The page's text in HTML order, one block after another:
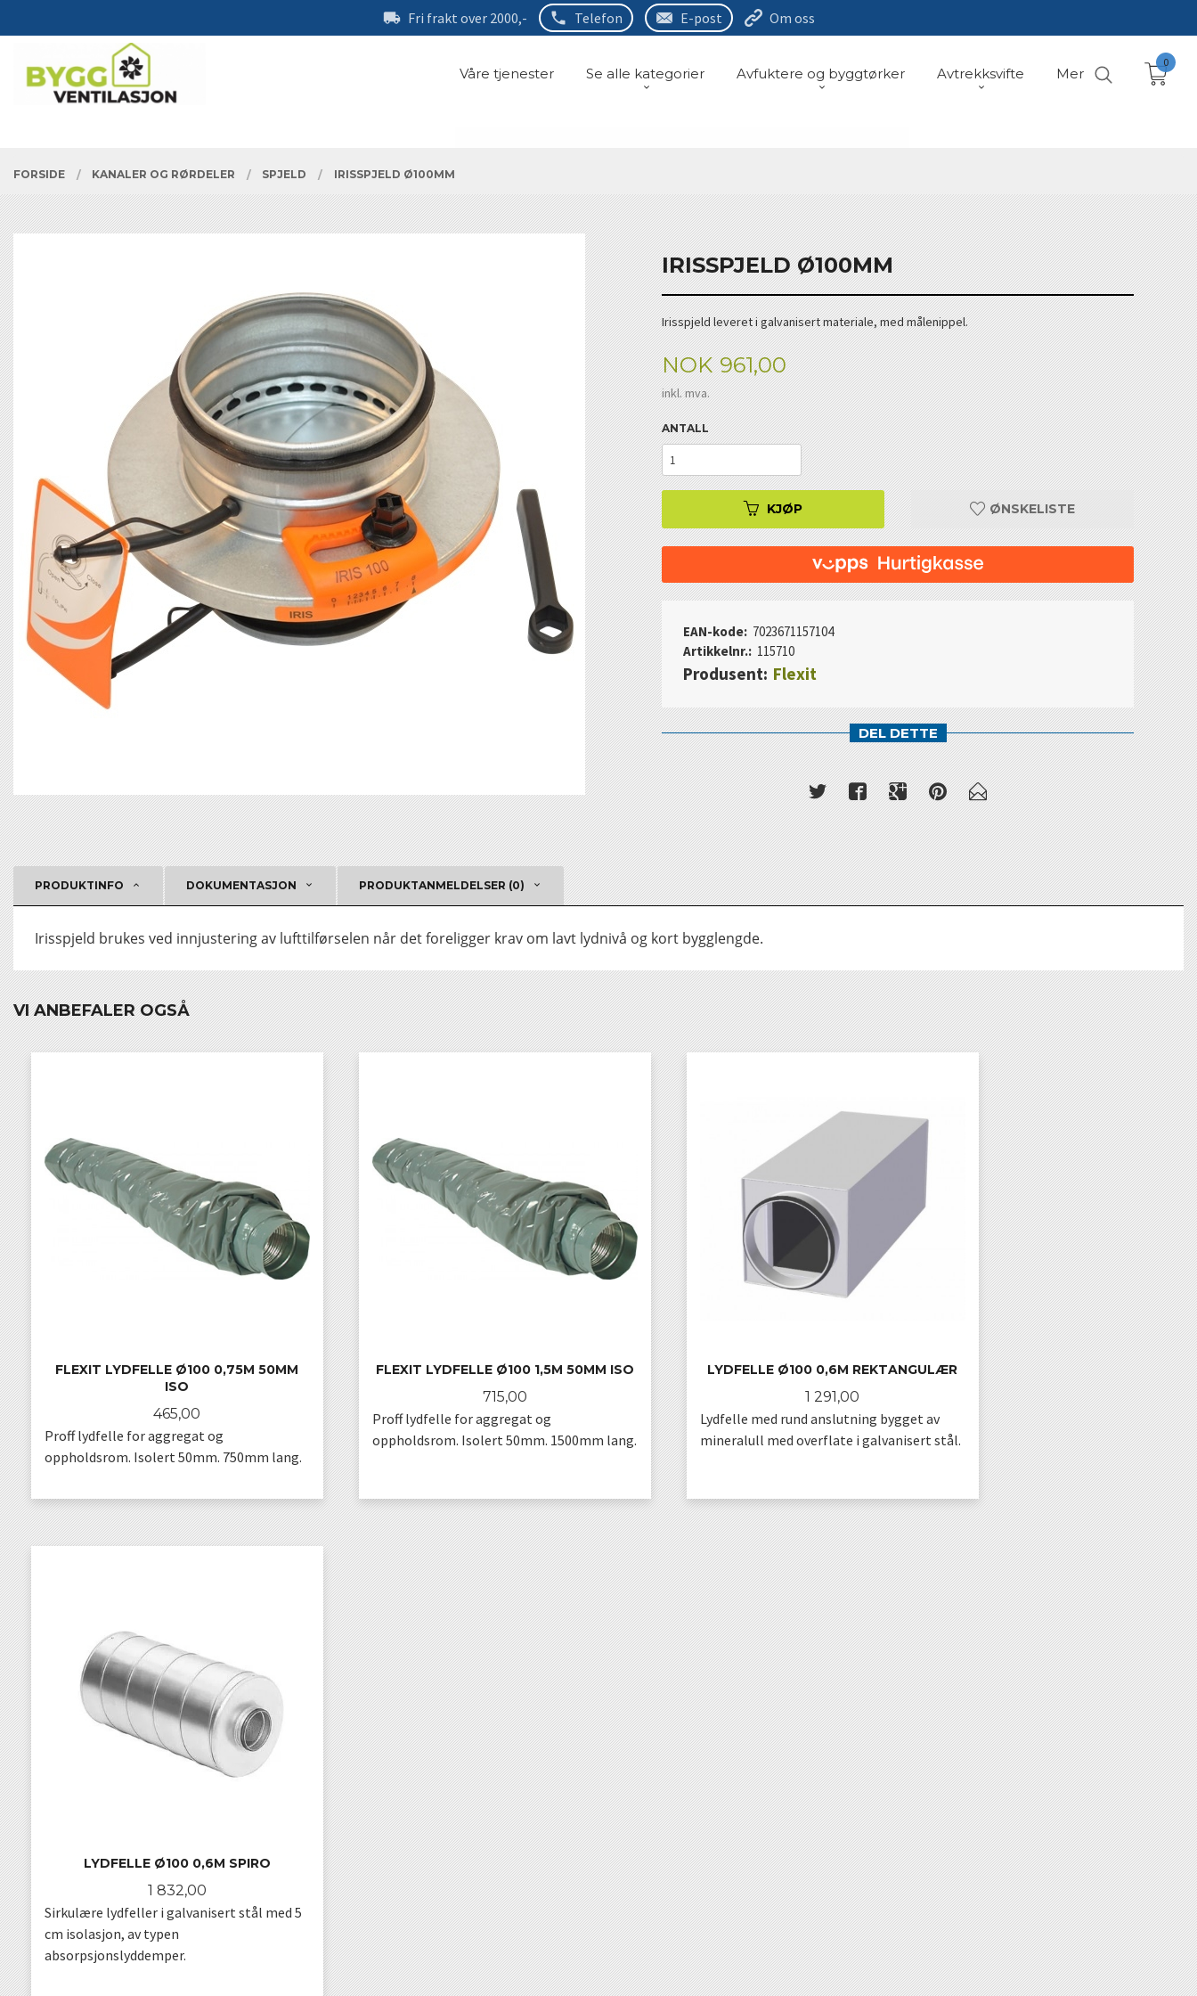
til
Fri frakt over 2000,- Telefon E-post Om oss
PRODUKTER
Våre tjenester Se alle kategorier Avfuktere og byggtørker Avtrekksvifte Mer
0
FORSIDE KANALER OG RØRDELER SPJELD IRISSPJELD Ø100MM
IRISSPJELD Ø100MM
Irisspjeld leveret i galvanisert materiale, med målenippel.
Pris
NOK 961,00
inkl. mva.
ANTALL
KJØP ØNSKELISTE
EAN-kode: 7023671157104
Artikkelnr.: 115710
Produsent: Flexit
DEL DETTE
PRODUKTINFO DOKUMENTASJON PRODUKTANMELDELSER (0)
Irisspjeld brukes ved innjustering av lufttilførselen når det foreligger krav om lavt lydnivå og kort bygglengde.
VI ANBEFALER OGSÅ
FLEXIT LYDFELLE Ø100 0,75M 50MM
ISO
Pris
465,00
KJØP
Proff lydfelle for aggregat og
oppholdsrom. Isolert 50mm. 750mm lang.
FLEXIT LYDFELLE Ø100 1,5M 50MM ISO
Pris
715,00
KJØP
Proff lydfelle for aggregat og
oppholdsrom. Isolert 50mm. 1500mm lang.
LYDFELLE Ø100 0,6M REKTANGULÆR
Pris
1 291,00
KJØP
Lydfelle med rund anslutning bygget av
mineralull med overflate i galvanisert stål.
LYDFELLE Ø100 0,6M SPIRO
Pris
1 832,00
Sirkulære lydfeller i galvanisert stål med 5
cm isolasjon, av typen
absorpsjonslyddemper.